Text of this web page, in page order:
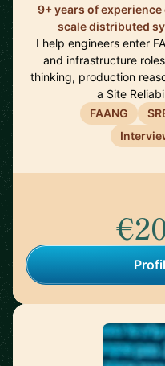
9+ years of
scale distributed
I help engineers enter
and infrastructure
thinking, production
a Site
FAANG